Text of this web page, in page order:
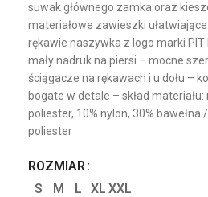
suwak głównego zamka oraz
materiałowe zawieszki
rękawie naszywka z logo marki PIT
mały nadruk na piersi – mocne
ściągacze na rękawach i u dołu –
bogate w detale – skład
poliester, 10% nylon, 30% bawełna
poliester
ROZMIAR
S
M L XL XXL